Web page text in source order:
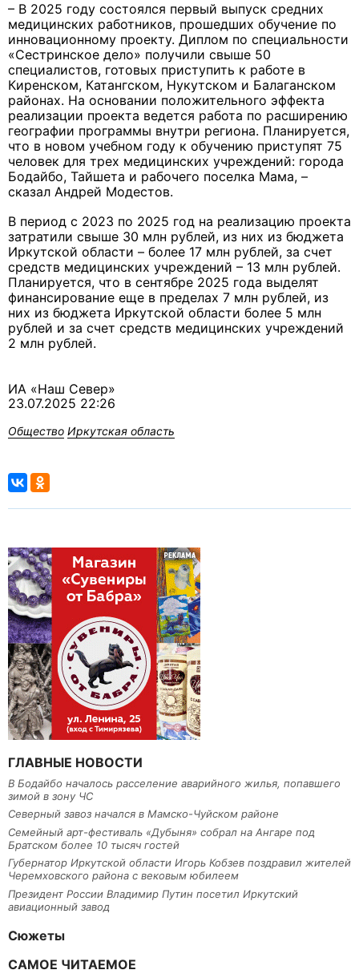
– В 2025 году состоялся первый выпуск средних
медицинских работников, прошедших обучение по
инновационному проекту. Диплом по специальности
«Сестринское дело» получили свыше 50
специалистов, готовых приступить к работе в
Киренском, Катангском, Нукутском и Балаганском
районах. На основании положительного эффекта
реализации проекта ведется работа по расширению
географии программы внутри региона. Планируется,
что в новом учебном году к обучению приступят 75
человек для трех медицинских учреждений: города
Бодайбо, Тайшета и рабочего поселка Мама, –
сказал Андрей Модестов.
В период с 2023 по 2025 год на реализацию проекта
затратили свыше 30 млн рублей, из них из бюджета
Иркутской области – более 17 млн рублей, за счет
средств медицинских учреждений – 13 млн рублей.
Планируется, что в сентябре 2025 года выделят
финансирование еще в пределах 7 млн рублей, из
них из бюджета Иркутской области более 5 млн
рублей и за счет средств медицинских учреждений
2 млн рублей.
ИА «Наш Север»
23.07.2025 22:26
Общество Иркутская область
ГЛАВНЫЕ НОВОСТИ
В Бодайбо началось расселение аварийного жилья, попавшего
зимой в зону ЧС
Северный завоз начался в Мамско-Чуйском районе
Семейный арт-фестиваль «Дубыня» собрал на Ангаре под
Братском более 10 тысяч гостей
Губернатор Иркутской области Игорь Кобзев поздравил жителей
Черемховского района с вековым юбилеем
Президент России Владимир Путин посетил Иркутский
авиационный завод
Сюжеты
САМОЕ ЧИТАЕМОЕ